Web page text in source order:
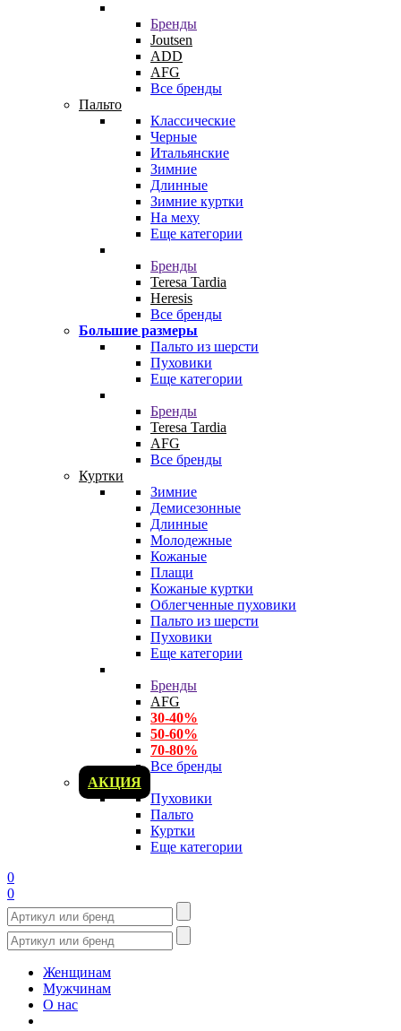
Бренды
Joutsen
ADD
AFG
Все бренды
Пальто
Классические
Черные
Итальянские
Зимние
Длинные
Зимние куртки
На меху
Еще категории
Бренды
Teresa Tardia
Heresis
Все бренды
Большие размеры
Пальто из шерсти
Пуховики
Еще категории
Бренды
Teresa Tardia
AFG
Все бренды
Куртки
Зимние
Демисезонные
Длинные
Молодежные
Кожаные
Плащи
Кожаные куртки
Облегченные пуховики
Пальто из шерсти
Пуховики
Еще категории
Бренды
AFG
30-40%
50-60%
70-80%
Все бренды
АКЦИЯ
Пуховики
Пальто
Куртки
Еще категории
0
0
Женщинам
Мужчинам
О нас